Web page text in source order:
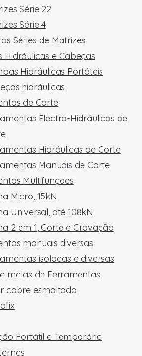
Série 22
Série 4
Séries de Matrizes
Hidráulicas e Cabeças
Hidráulicas Portáteis
hidráulicas
de Corte
Electro-Hidráulicas de
Hidráulicas de Corte
Manuais de Corte
Multifunções
Micro, 15kN
Universal, até 108kN
2 em 1, Corte e Cravação
manuais diversas
isoladas e diversas
malas de Ferramentas
cobre esmaltado
Portátil e Temporária